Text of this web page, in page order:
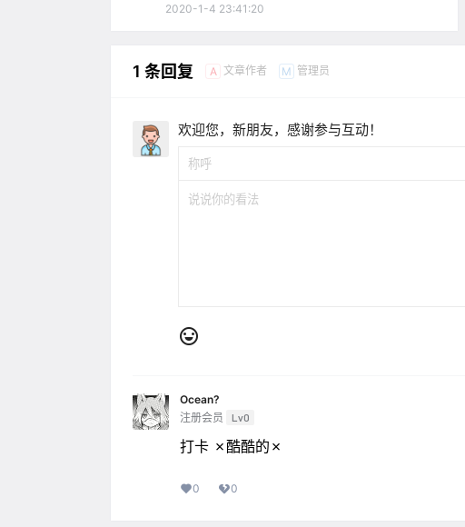
2020-1-4 23:41:20
1 条回复 A 文章作者 M 管理员
欢迎您，新朋友，感谢参与互动！
Ocean?
注册会员
Lv0
打卡 ✗酷酷的✗
0 0